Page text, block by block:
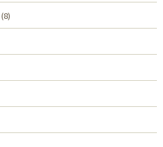
(8)